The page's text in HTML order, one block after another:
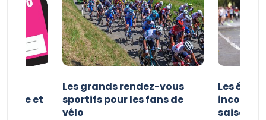
et
Les grands rendez-vous
sportifs pour les fans de
vélo
Les
saison